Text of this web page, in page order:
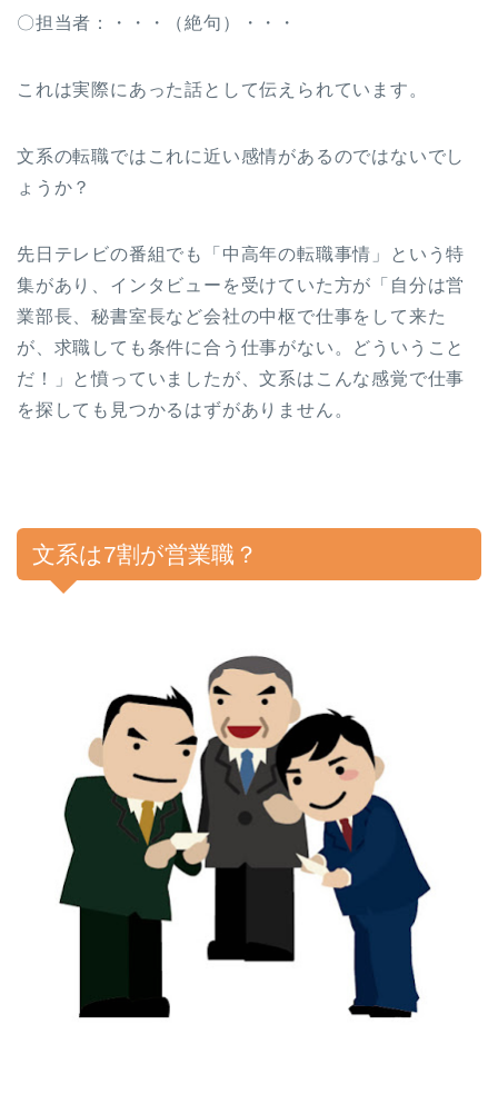
〇担当者：・・・（絶句）・・・
これは実際にあった話として伝えられています。
文系の転職ではこれに近い感情があるのではないでし
ょうか？
先日テレビの番組でも「中高年の転職事情」という特
集があり、インタビューを受けていた方が「自分は営
業部長、秘書室長など会社の中枢で仕事をして来た
が、求職しても条件に合う仕事がない。どういうこと
だ！」と憤っていましたが、文系はこんな感覚で仕事
を探しても見つかるはずがありません。
文系は7割が営業職？